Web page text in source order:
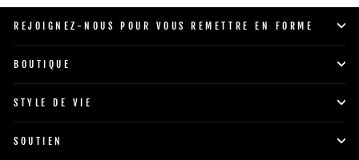
REJOIGNEZ-NOUS POUR VOUS REMETTRE EN FORME
BOUTIQUE
STYLE DE VIE
SOUTIEN